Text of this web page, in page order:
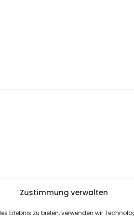
Zustimmung verwalten
Erlebnis zu bieten, verwenden wir